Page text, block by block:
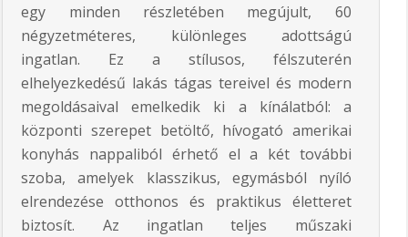
egy minden részletében megújult, 60
négyzetméteres, különleges adottságú
ingatlan. Ez a stílusos, félszuterén
elhelyezkedésű lakás tágas tereivel és modern
megoldásaival emelkedik ki a kínálatból: a
központi szerepet betöltő, hívogató amerikai
konyhás nappaliból érhető el a két további
szoba, amelyek klasszikus, egymásból nyíló
elrendezése otthonos és praktikus életteret
biztosít. Az ingatlan teljes műszaki